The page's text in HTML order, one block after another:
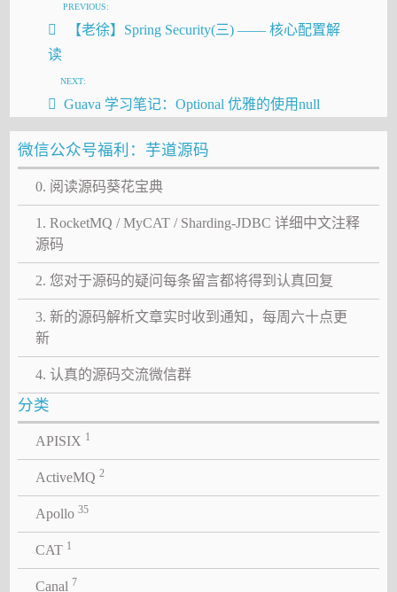
PREVIOUS:
【老徐】Spring Security(三) —— 核心配置解
读
NEXT:
Guava 学习笔记：Optional 优雅的使用null
微信公众号福利：芋道源码
0. 阅读源码葵花宝典
1. RocketMQ / MyCAT / Sharding-JDBC 详细中文注释
源码
2. 您对于源码的疑问每条留言都将得到认真回复
3. 新的源码解析文章实时收到通知，每周六十点更
新
4. 认真的源码交流微信群
分类
APISIX 1
ActiveMQ 2
Apollo 35
CAT 1
Canal 7